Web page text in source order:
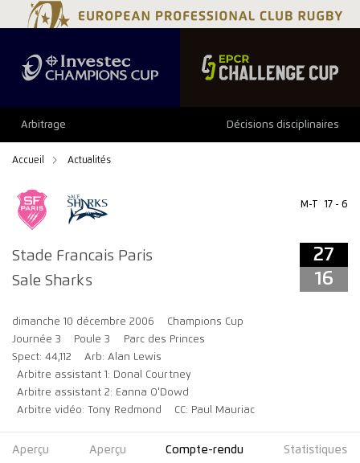
Arbitrage Décisions disciplinaires
Accueil Actualités
Stade Francais Paris
Sale Sharks
M-T 17 - 6
27
16
dimanche 10 décembre 2006
Champions Cup
Journée 3
Poule 3
Parc des Princes
Spect: 44,112
Arb: Alan Lewis
Arbitre assistant 1: Donal Courtney
Arbitre assistant 2: Eanna O'Dowd
Arbitre vidéo: Tony Redmond
CC: Paul Mauriac
27 16
Aperçu Aperçu Compte-rendu Statistiques